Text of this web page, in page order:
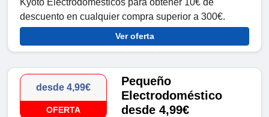
descuento en cualquier compra superior a 300€.
Ver oferta
desde 4,99€
OFERTA
Pequeño
Electrodoméstico
desde 4,99€